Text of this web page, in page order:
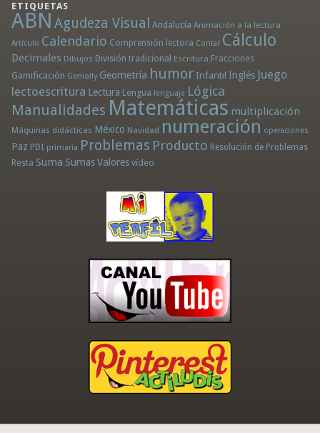
ETIQUETAS
ABN Agudeza Visual Andalucía Animación a la lectura
Artículo Calendario Comprensión lectora Contar Cálculo
Decimales Dibujos División tradicional Escritura Fracciones
Gamificación Genially Geometría humor Infantil Inglés Juego
lectoescritura Lectura Lengua lenguaje Lógica
Manualidades Matemáticas multiplicación
Máquinas didácticas México Navidad numeración operaciones
Paz PDI primaria Problemas Producto Resolución de Problemas
Resta Suma Sumas Valores vídeo